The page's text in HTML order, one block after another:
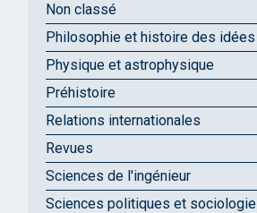
Non classé
Philosophie et histoire des idées
Physique et astrophysique
Préhistoire
Relations internationales
Revues
Sciences de l'ingénieur
Sciences politiques et sociologie